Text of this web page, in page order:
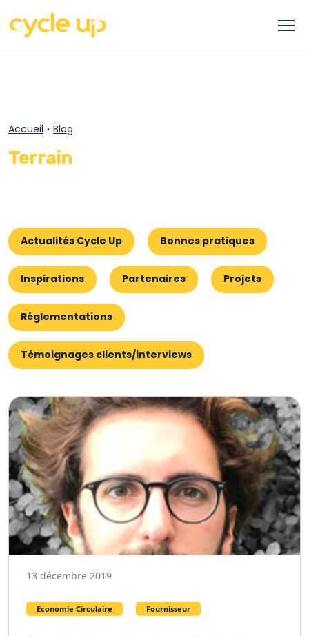
Accueil › Blog
Terrain
Actualités Cycle Up Bonnes pratiques
Inspirations Partenaires Projets
Réglementations
Témoignages clients/interviews
13 décembre 2019
Economie Circulaire Fournisseur